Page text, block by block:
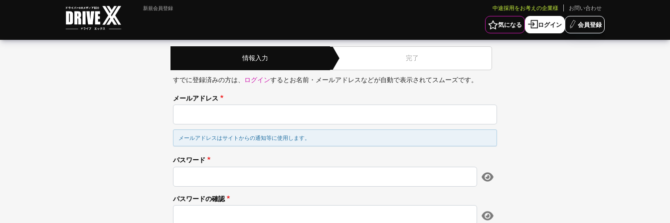
新規会員登録 中途採用をお考えの企業様 お問い合わせ
気になる ログイン 会員登録
情報入力 完了
すでに登録済みの方は、 ログインするとお名前・メールアドレスなどが自動で表示されてスムーズです。
メールアドレス
メールアドレスはサイトからの通知等に使用します。
パスワード
パスワードの確認